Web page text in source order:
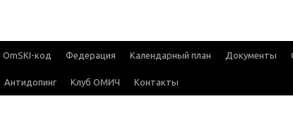
OmSKI-код Федерация Календарный план Документы
Антидопинг Клуб ОМИЧ Контакты